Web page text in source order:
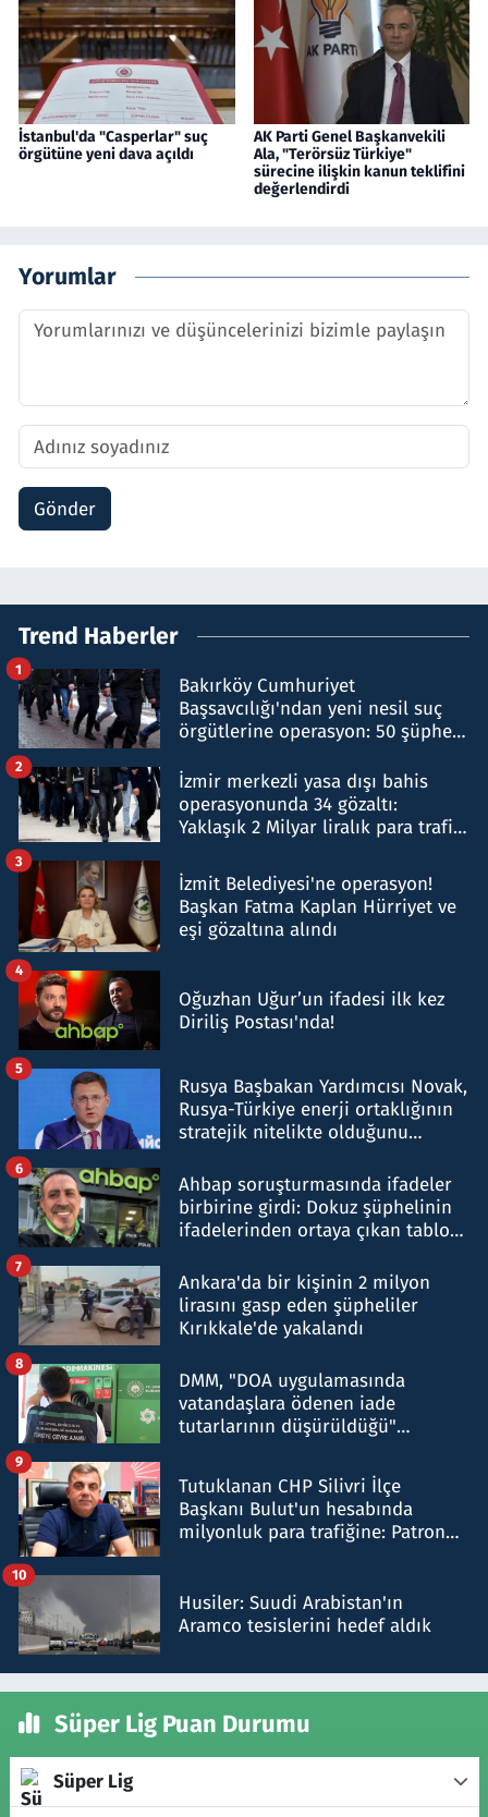
İstanbul'da "Casperlar" suç
örgütüne yeni dava açıldı
AK Parti Genel Başkanvekili
Ala, "Terörsüz Türkiye"
sürecine ilişkin kanun teklifini
değerlendirdi
Yorumlar
Gönder
Trend Haberler
Bakırköy Cumhuriyet
Başsavcılığı'ndan yeni nesil suç
örgütlerine operasyon: 50 şüpheli
1
İzmir merkezli yasa dışı bahis
operasyonunda 34 gözaltı:
Yaklaşık 2 Milyar liralık para trafiği
2
İzmit Belediyesi'ne operasyon!
Başkan Fatma Kaplan Hürriyet ve
eşi gözaltına alındı
3
Oğuzhan Uğur’un ifadesi ilk kez
Diriliş Postası'nda!
4
Rusya Başbakan Yardımcısı Novak,
Rusya-Türkiye enerji ortaklığının
stratejik nitelikte olduğunu
5
Ahbap soruşturmasında ifadeler
birbirine girdi: Dokuz şüphelinin
ifadelerinden ortaya çıkan tablo
6
Ankara'da bir kişinin 2 milyon
lirasını gasp eden şüpheliler
Kırıkkale'de yakalandı
7
DMM, "DOA uygulamasında
vatandaşlara ödenen iade
tutarlarının düşürüldüğü"
8
Tutuklanan CHP Silivri İlçe
Başkanı Bulut'un hesabında
milyonluk para trafiğine: Patron
9
Husiler: Suudi Arabistan'ın
Aramco tesislerini hedef aldık
10
Süper Lig Puan Durumu
Süper Lig